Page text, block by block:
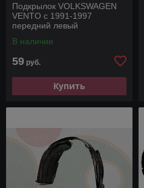
Подкрылок VOLKSWAGEN
VENTO с 1991-1997
передний левый
В наличии
59 руб.
Купить